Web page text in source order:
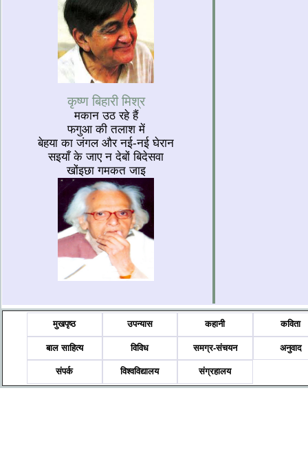
कृष्ण बिहारी मिश्र
मकान उठ रहे हैं
फगुआ की तलाश में
बेहया का जंगल और नई-नई घेरान
सइयाँ के जाए न देबों बिदेसवा
खोंइछा गमकत जाइ
मुखपृष्ठ उपन्यास कहानी कविता
बाल साहित्य विविध समग्र-संचयन अनुवाद
संपर्क विश्वविद्यालय संग्रहालय